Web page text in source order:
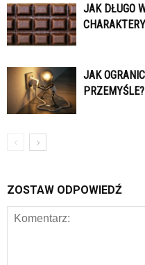
JAK DŁUGO
JAK
PRZEMYŚLE?
ZOSTAW ODPOWIEDŹ